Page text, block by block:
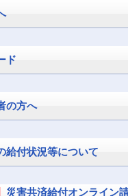
ド
の方へ
給付状況等について
災害共済給付オンライン